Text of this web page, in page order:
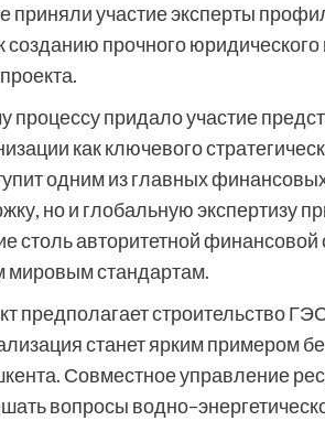
участие эксперты
прочного юридического
придало участие
как ключевого
одним из главных
но и глобальную экспертизу
столь авторитетной финансовой
мировым стандартам.
предполагает строительство
станет ярким примером
Совместное управление
вопросы